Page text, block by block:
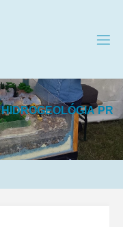
HIDROGEOLÓGIA P R